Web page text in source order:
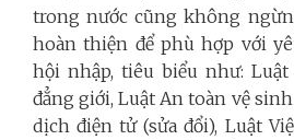
trong nước cũng không
hoàn thiện để phù hợp với
hội nhập, tiêu biểu như:
đẳng giới, Luật An toàn vệ
dịch điện tử (sửa đổi), Luật